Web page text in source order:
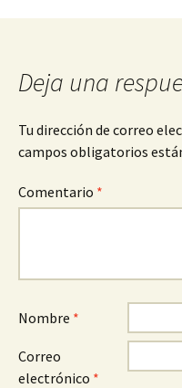
de
Deja una
Tu dirección de correo
campos obligatorios
Comentario *
Nombre *
Correo
electrónico *